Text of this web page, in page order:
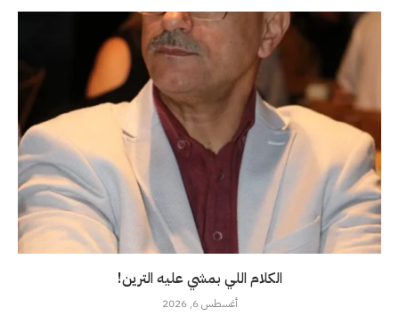
الكلام اللي بمشي عليه الترين!
أغسطس 6, 2026